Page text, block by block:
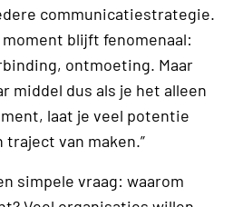
communicatiestrategie.
blijft fenomenaal:
ontmoeting. Maar
middel dus als je het alleen
laat je veel potentie
van maken.”
simpele vraag: waarom